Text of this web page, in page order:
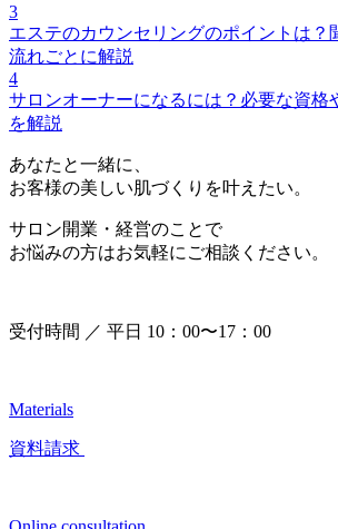
3
エステのカウンセリングのポイントは？
流れごとに解説
4
サロンオーナーになるには？必要な資格
を解説
あなたと一緒に、
お客様の美しい肌づくりを叶えたい。
サロン開業・経営のことで
お悩みの方はお気軽にご相談ください。
受付時間 ／ 平日 10：00〜17：00
Materials
資料請求